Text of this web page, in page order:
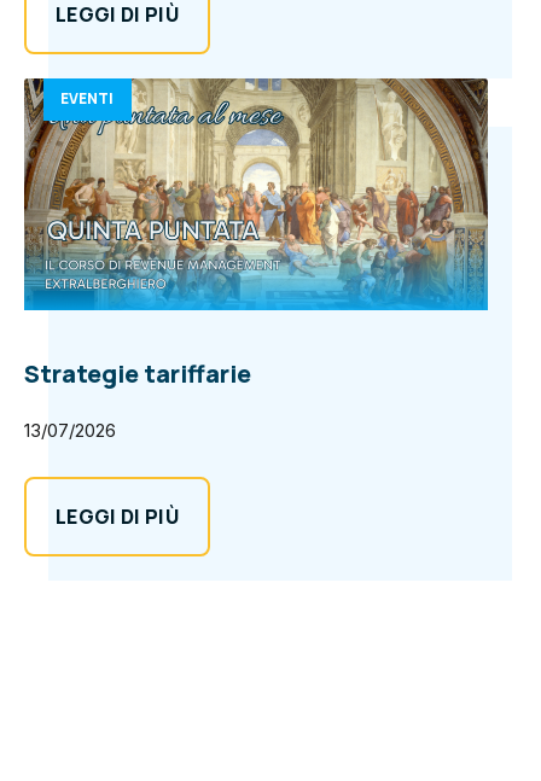
LEGGI DI PIÙ
EVENTI
Strategie tariffarie
13/07/2026
LEGGI DI PIÙ